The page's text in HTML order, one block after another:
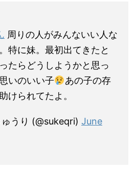
周りの人がみんないい人な
特に妹。最初出てきたと
たらどうしようかと思っ
いのいい子
あの子の存
けられてたよ。
うり (@sukeqri) June